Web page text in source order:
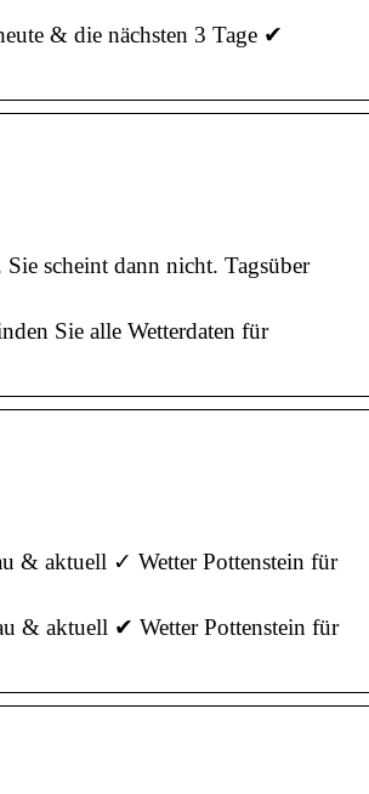
& die nächsten 3 Tage ✔
scheint dann nicht. Tagsüber
Sie alle Wetterdaten für
& aktuell ✓ Wetter Pottenstein für
& aktuell ✔ Wetter Pottenstein für